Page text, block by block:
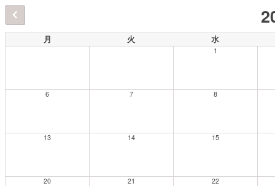
月 火 水
1
6 7 8
13 14 15
20 21 22